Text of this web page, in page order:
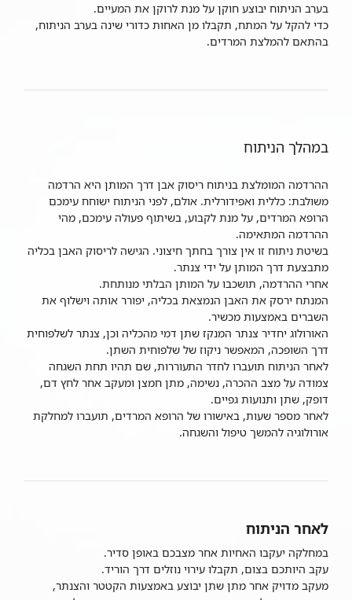
בערב הניתוח יבוצע חוקן על מנת לרוקן את המעיים.
כדי להקל על המתח, תקבלו מן האחות כדורי שינה בערב הניתוח,
בהתאם להמלצת המרדים.
במהלך הניתוח
ההרדמה המומלצת בניתוח ריסוק אבן דרך המותן היא הרדמה
משולבת: כללית ואפידורלית. אולם, לפני הניתוח ישוחח עימכם
הרופא המרדים, על מנת לקבוע, בשיתוף פעולה עימכם, מהי
ההרדמה המתאימה.
בשיטת ניתוח זו אין צורך בחתך חיצוני. הגישה לריסוק האבן בכליה
מתבצעת דרך המותן על ידי צנתר.
אחרי ההרדמה, תושכבו על המותן הבלתי מנותחת.
המנתח ירסק את האבן הנמצאת בכליה, יפורר אותה וישלוף את
השברים באמצעות מכשיר.
האורולוג יחדיר צנתר המנקז שתן דמי מהכליה וכן, צנתר לשלפוחית
דרך השופכה, המאפשר ניקוז של שלפוחית השתן.
לאחר הניתוח תועברו לחדר התעוררות, שם תהיו תחת השגחה
צמודה על מצב ההכרה, נשימה, מתן חמצן ומעקב אחר לחץ דם,
דופק, שתן ותנועות גפיים.
לאחר מספר שעות, באישורו של הרופא המרדים, תועברו למחלקת
אורולוגיה להמשך טיפול והשגחה.
לאחר הניתוח
במחלקה יעקבו האחיות אחר מצבכם באופן סדיר.
עקב היותכם בצום, תקבלו עירוי נוזלים דרך הוריד.
מעקב מדויק אחר מתן שתן יבוצע באמצעות הקטטר והצנתר,